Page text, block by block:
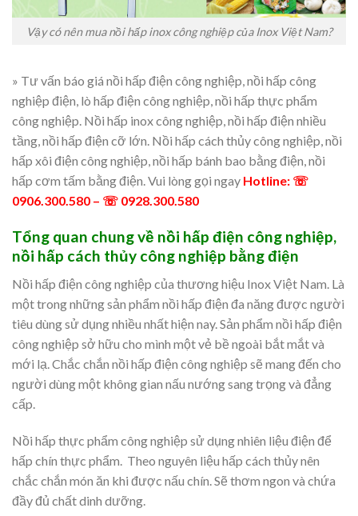
Vậy có nên mua nồi hấp inox công nghiệp của Inox Việt Nam?
» Tư vấn báo giá nồi hấp điện công nghiệp, nồi hấp công
nghiệp điện, lò hấp điện công nghiệp, nồi hấp thực phẩm
công nghiệp. Nồi hấp inox công nghiệp, nồi hấp điện nhiều
tầng, nồi hấp điện cỡ lớn. Nồi hấp cách thủy công nghiệp, nồi
hấp xôi điện công nghiệp, nồi hấp bánh bao bằng điện, nồi
hấp cơm tấm bằng điện. Vui lòng gọi ngay Hotline: ☏
0906.300.580 – ☏ 0928.300.580
Tổng quan chung về nồi hấp điện công nghiệp,
nồi hấp cách thủy công nghiệp bằng điện
Nồi hấp điện công nghiệp của thương hiệu Inox Việt Nam. Là
một trong những sản phẩm nồi hấp điện đa năng được người
tiêu dùng sử dụng nhiều nhất hiện nay. Sản phẩm nồi hấp điện
công nghiệp sở hữu cho mình một vẻ bề ngoài bắt mắt và
mới lạ. Chắc chắn nồi hấp điện công nghiệp sẽ mang đến cho
người dùng một không gian nấu nướng sang trọng và đẳng
cấp.
Nồi hấp thực phẩm công nghiệp sử dụng nhiên liệu điện để
hấp chín thực phẩm. Theo nguyên liệu hấp cách thủy nên
chắc chắn món ăn khi được nấu chín. Sẽ thơm ngon và chứa
đầy đủ chất dinh dưỡng.